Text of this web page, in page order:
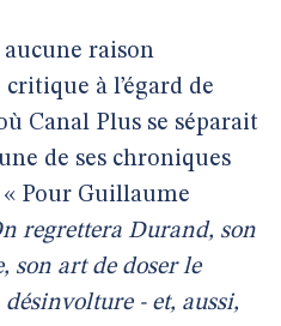
raison
à l’égard de
Canal Plus se séparait
de ses chroniques
Pour Guillaume
regrettera Durand, son
son art de doser le
- et, aussi,